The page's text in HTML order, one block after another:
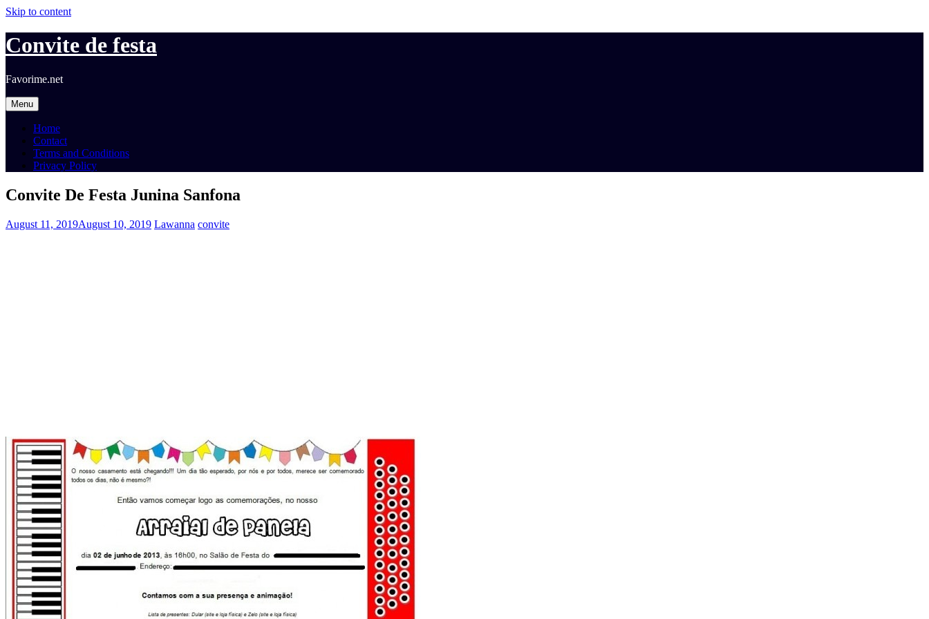
Skip to content
Convite de festa
Favorime.net
Menu
Home
Contact
Terms and Conditions
Privacy Policy
Convite De Festa Junina Sanfona
August 11, 2019August 10, 2019 Lawanna convite